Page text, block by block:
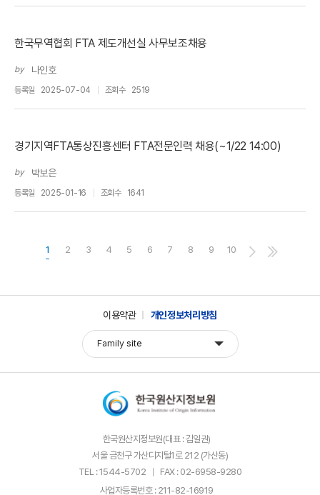
한국무역협회 FTA 제도개선실 사무보조채용
by 나인호
등록일 2025-07-04 조회수 2519
경기지역FTA통상진흥센터 FTA전문인력 채용(~1/22 14:00)
by 박보은
등록일 2025-01-16 조회수 1641
1 2 3 4 5 6 7 8 9 10
이용약관 개인정보처리방침
Family site
한국원산지정보원(대표 : 김일권)
서울 금천구 가산디지털1로 212 (가산동)
TEL : 1544-5702
FAX : 02-6958-9280
사업자등록번호 : 211-82-16919